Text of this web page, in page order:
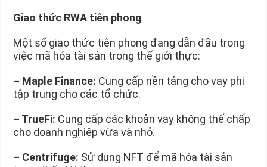
Giao thức RWA tiên phong
Một số giao thức tiên phong đang dẫn đầu trong
việc mã hóa tài sản trong thế giới thực:
– Maple Finance: Cung cấp nền tảng cho vay phi
tập trung cho các tổ chức.
– TrueFi: Cung cấp các khoản vay không thế chấp
cho doanh nghiệp vừa và nhỏ.
– Centrifuge: Sử dụng NFT để mã hóa tài sản